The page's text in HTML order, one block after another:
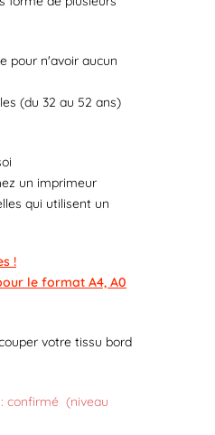
pour n'avoir aucun
(du 32 au 52 ans)
un imprimeur
qui utilisent un
!
le format A4, A0
votre tissu bord
confirmé (niveau